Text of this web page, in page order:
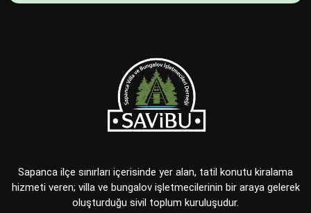
Sapanca ilçe sınırları içerisinde yer alan, tatil konutu kiralama
hizmeti veren; villa ve bungalov işletmecilerinin bir araya gelerek
oluşturduğu sivil toplum kuruluşudur.